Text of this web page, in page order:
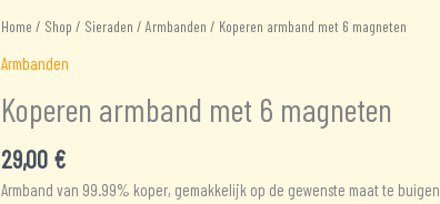
Home / Shop / Sieraden / Armbanden / Koperen armband met 6 magneten
Armbanden
Koperen armband met 6 magneten
29,00 €
Armband van 99.99% koper, gemakkelijk op de gewenste maat te buigen